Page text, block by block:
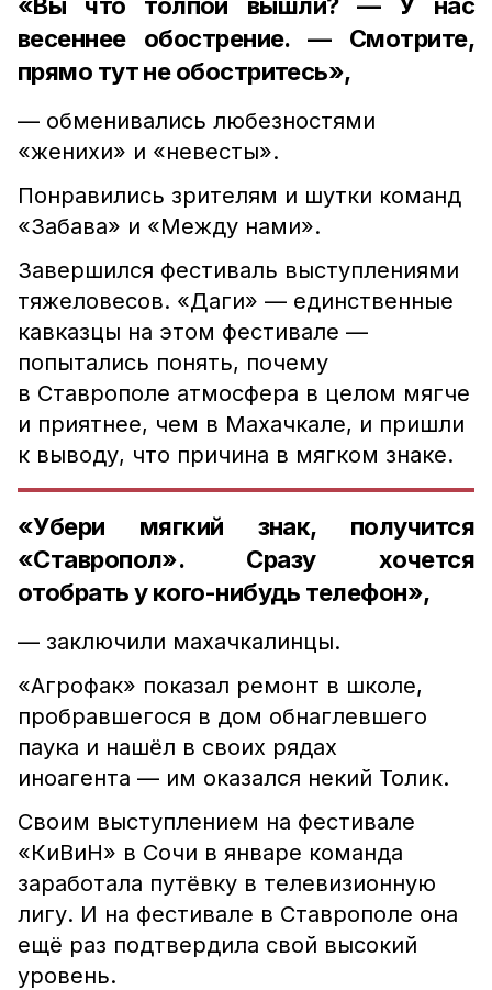
весеннее обострение. — Смотрите,
прямо тут не обостритесь»,
— обменивались любезностями
«женихи» и «невесты».
Понравились зрителям и шутки команд
«Забава» и «Между нами».
Завершился фестиваль выступлениями
тяжеловесов. «Даги» — единственные
кавказцы на этом фестивале —
попытались понять, почему
в Ставрополе атмосфера в целом мягче
и приятнее, чем в Махачкале, и пришли
к выводу, что причина в мягком знаке.
«Убери мягкий знак, получится
«Ставропол». Сразу хочется
отобрать у кого-нибудь телефон»,
— заключили махачкалинцы.
«Агрофак» показал ремонт в школе,
пробравшегося в дом обнаглевшего
паука и нашёл в своих рядах
иноагента — им оказался некий Толик.
Своим выступлением на фестивале
«КиВиН» в Сочи в январе команда
заработала путёвку в телевизионную
лигу. И на фестивале в Ставрополе она
ещё раз подтвердила свой высокий
уровень.